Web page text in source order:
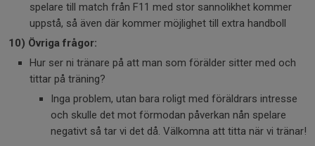
spelare till match från F11 med stor sannolikhet kommer
uppstå, så även där kommer möjlighet till extra handboll
10) Övriga frågor:
Hur ser ni tränare på att man som förälder sitter med och
tittar på träning?
Inga problem, utan bara roligt med föräldrars intresse
och skulle det mot förmodan påverkan nån spelare
negativt så tar vi det då. Välkomna att titta när vi tränar!